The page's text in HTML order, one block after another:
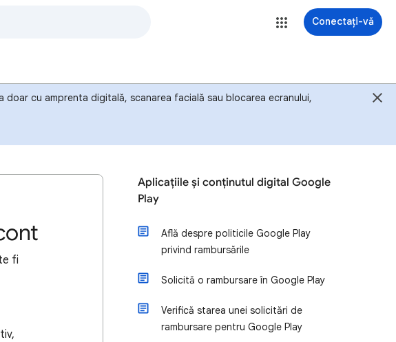
Conectați-vă
cu amprenta digitală, scanarea facială sau blocarea ecranului,
fi
Aplicațiile și conținutul digital Google
Play
Află despre politicile Google Play
privind rambursările
Solicită o rambursare în Google Play
Verifică starea unei solicitări de
rambursare pentru Google Play